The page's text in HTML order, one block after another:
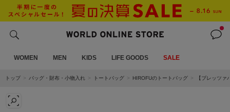
WOMEN MEN KIDS LIFE GOODS SALE
トップ バッグ・財布・小物入れ トートバッグ HIROFUのトートバッグ 【ブレッツ